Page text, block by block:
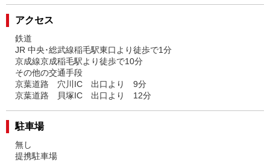
アクセス
鉄道
JR 中央･総武線稲毛駅東口より徒歩で1分
京成線京成稲毛駅より徒歩で10分
その他の交通手段
京葉道路 穴川IC 出口より 9分
京葉道路 貝塚IC 出口より 12分
駐車場
無し
提携駐車場